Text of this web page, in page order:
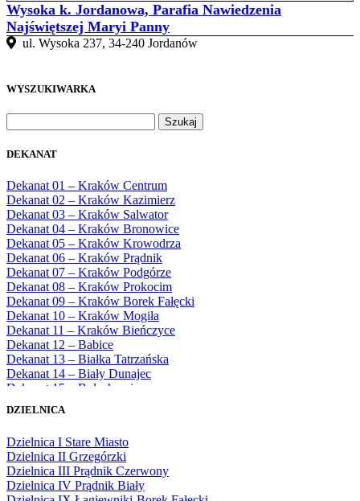
Wysoka k. Jordanowa, Parafia Nawiedzenia
Najświętszej Maryi Panny
ul. Wysoka 237, 34-240 Jordanów
WYSZUKIWARKA
DEKANAT
Dekanat 01 – Kraków Centrum
Dekanat 02 – Kraków Kazimierz
Dekanat 03 – Kraków Salwator
Dekanat 04 – Kraków Bronowice
Dekanat 05 – Kraków Krowodrza
Dekanat 06 – Kraków Prądnik
Dekanat 07 – Kraków Podgórze
Dekanat 08 – Kraków Prokocim
Dekanat 09 – Kraków Borek Fałęcki
Dekanat 10 – Kraków Mogiła
Dekanat 11 – Kraków Bieńczyce
Dekanat 12 – Babice
Dekanat 13 – Białka Tatrzańska
Dekanat 14 – Biały Dunajec
Dekanat 15 – Bolechowice
Dekanat 17 – Czarny Dunajec
Dekanat 19 – Dobczyce
Dekanat 20 – Jabłonka
Dekanat 21 – Jordanów
Dekanat 22 – Kalwaria
DZIELNICA
Dzielnica I Stare Miasto
Dzielnica II Grzegórzki
Dzielnica III Prądnik Czerwony
Dzielnica IV Prądnik Biały